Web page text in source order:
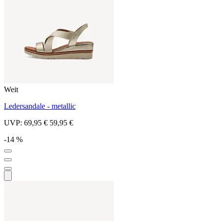
Weit
Ledersandale - metallic
UVP: 69,95 € 59,95 €
-14 %